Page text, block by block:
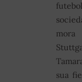
sua